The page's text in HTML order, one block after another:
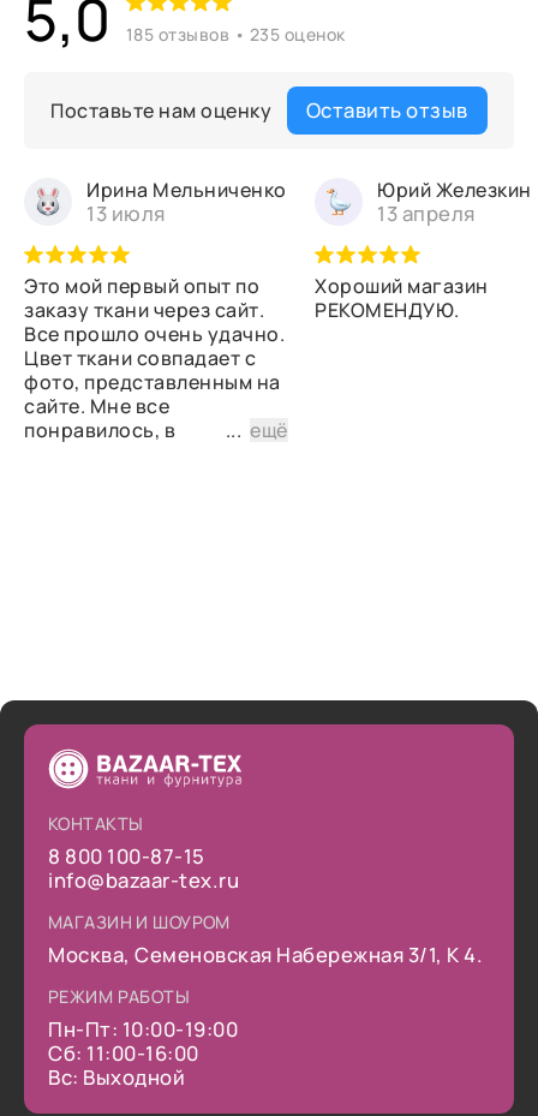
5,0 185 отзывов • 235 оценок
Поставьте нам оценку Оставить отзыв
Ирина Мельниченко
13 июля
Это мой первый опыт по
заказу ткани через сайт.
Все прошло очень удачно.
Цвет ткани совпадает с
фото, представленным на
сайте. Мне все
понравилось, в
...ещё
Юрий Железкин
13 апреля
Хороший магазин
РЕКОМЕНДУЮ.
КОНТАКТЫ
8 800 100-87-15
info@bazaar-tex.ru
МАГАЗИН И ШОУРОМ
Москва, Семеновская Набережная 3/1, К 4.
РЕЖИМ РАБОТЫ
Пн-Пт: 10:00-19:00
Сб: 11:00-16:00
Вс: Выходной